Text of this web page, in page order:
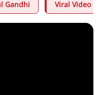
Gandhi Viral Video